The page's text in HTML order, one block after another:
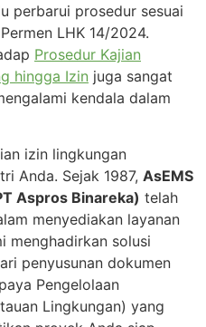
perbarui prosedur sesuai
LHK 14/2024.
Prosedur Kajian
hingga Izin juga sangat
kendala dalam
izin lingkungan
Anda. Sejak 1987, AsEMS
Aspros Binareka) telah
menyediakan layanan
menghadirkan solusi
penyusunan dokumen
Pengelolaan
Lingkungan) yang